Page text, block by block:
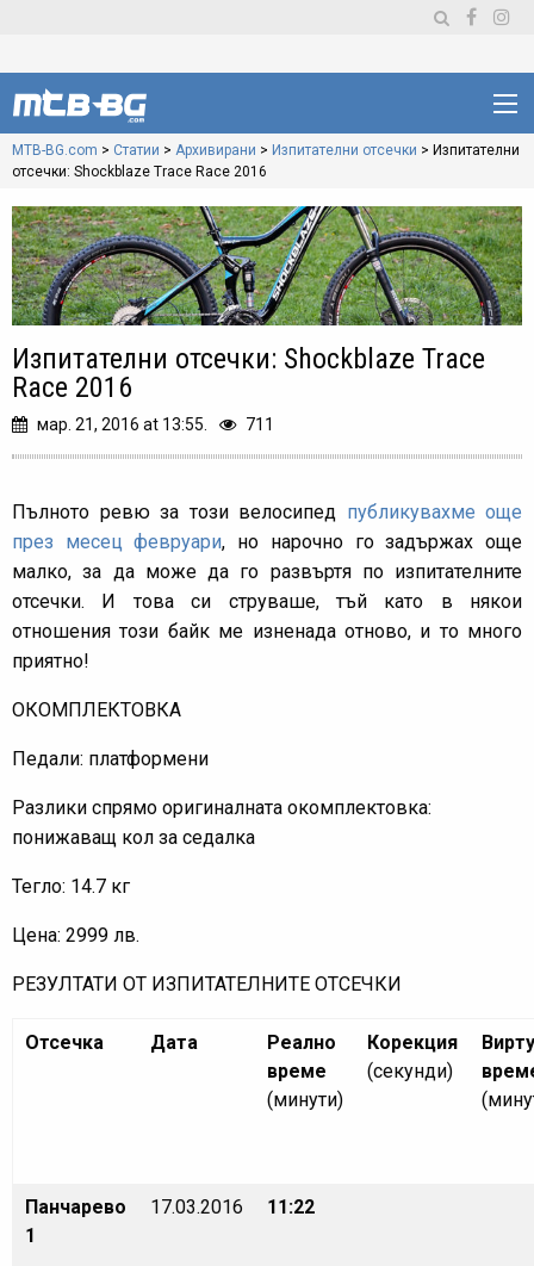
MTB-BG.com > Статии > Архивирани > Изпитателни отсечки > Изпитателни
отсечки: Shockblaze Trace Race 2016
Изпитателни отсечки: Shockblaze Trace
Race 2016
мар. 21, 2016 at 13:55. 711
Пълното ревю за този велосипед публикувахме още
през месец февруари, но нарочно го задържах още
малко, за да може да го развъртя по изпитателните
отсечки. И това си струваше, тъй като в някои
отношения този байк ме изненада отново, и то много
приятно!
ОКОМПЛЕКТОВКА
Педали: платформени
Разлики спрямо оригиналната окомплектовка:
понижаващ кол за седалка
Тегло: 14.7 кг
Цена: 2999 лв.
РЕЗУЛТАТИ ОТ ИЗПИТАТЕЛНИТЕ ОТСЕЧКИ
Отсечка Дата
Реално
време
(минути)
Корекция
(секунди)
Панчарево
1
17.03.2016 11:22